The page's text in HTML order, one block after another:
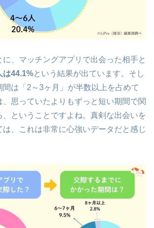
に、マッチングアプリで出会った相手と
は44.1%という結果が出ています。そし
間は「2～3ヶ月」が半数以上を占めて
、思っていたよりもずっと短い期間で関
ということですよね。真剣な出会いを
、これは非常に心強いデータだと感じ